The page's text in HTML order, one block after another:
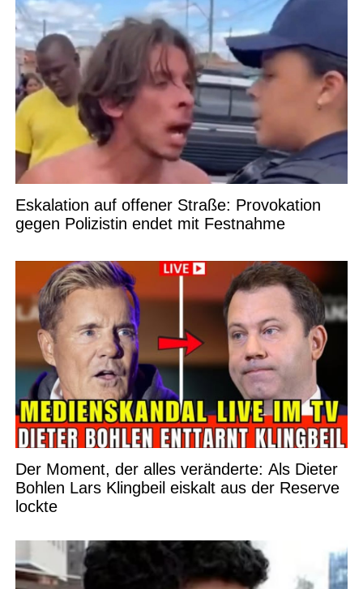
Eskalation auf offener Straße: Provokation
gegen Polizistin endet mit Festnahme
Der Moment, der alles veränderte: Als Dieter
Bohlen Lars Klingbeil eiskalt aus der Reserve
lockte